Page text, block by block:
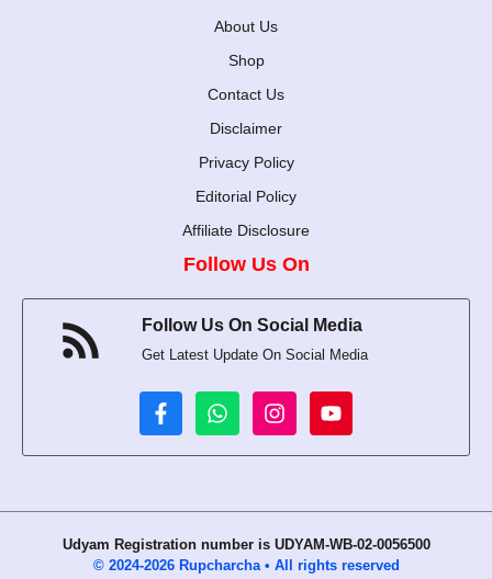
About Us
Shop
Contact Us
Disclaimer
Privacy Policy
Editorial Policy
Affiliate Disclosure
Follow Us On
Follow Us On Social Media
Get Latest Update On Social Media
Udyam Registration number is UDYAM-WB-02-0056500
© 2024-2026 Rupcharcha • All rights reserved